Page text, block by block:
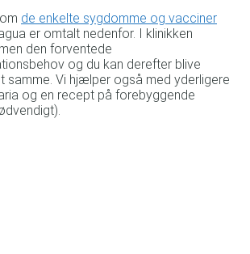
de enkelte sygdomme og vacciner
er omtalt nedenfor. I klinikken
den forventede
og du kan derefter blive
samme. Vi hjælper også med yderligere
og en recept på forebyggende